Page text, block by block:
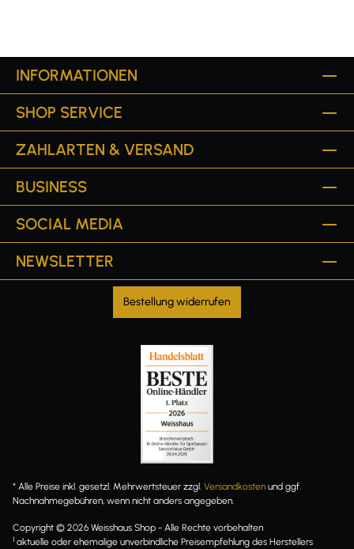
INFORMATIONEN
SHOP SERVICE
ZAHLARTEN & VERSAND
BUSINESS
SOCIAL MEDIA
NEWSLETTER
Bestellung widerrufen
* Alle Preise inkl. gesetzl. Mehrwertsteuer zzgl. Versandkosten und ggf.
Nachnahmegebühren, wenn nicht anders angegeben.
Copyright © 2026 Weisshaus Shop - Alle Rechte vorbehalten
1 aktuelle oder ehemalige unverbindliche Preisempfehlung des Herstellers